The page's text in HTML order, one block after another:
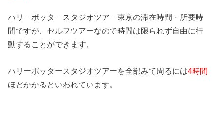
ハリーポッタースタジオツアー東京の滞在時間・所要時
間ですが、セルフツアーなので時間は限られず自由に行
動することができます。
ハリーポッタースタジオツアーを全部みて周るには4時間
ほどかかるといわれています。